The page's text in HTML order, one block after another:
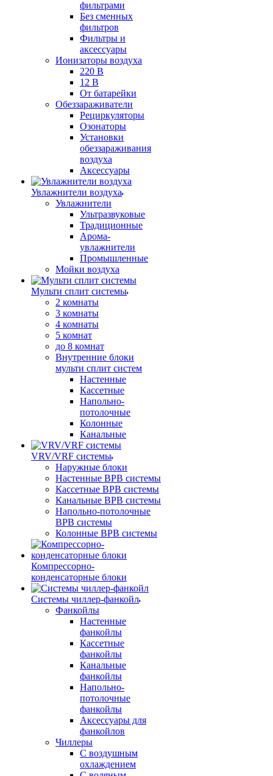
фильтрами
Без сменных
фильтров
Фильтры и
аксессуары
Ионизаторы воздуха
220 В
12 В
От батарейки
Обеззараживатели
Рециркуляторы
Озонаторы
Установки
обеззараживания
воздуха
Аксессуары
Увлажнители воздуха
Увлажнители
Ультразвуковые
Традиционные
Арома-
увлажнители
Промышленные
Мойки воздуха
Мульти сплит системы
2 комнаты
3 комнаты
4 комнаты
5 комнат
до 8 комнат
Внутренние блоки
мульти сплит систем
Настенные
Кассетные
Напольно-
потолочные
Колонные
Канальные
VRV/VRF системы
Наружные блоки
Настенные ВРВ системы
Кассетные ВРВ системы
Канальные ВРВ системы
Напольно-потолочные
ВРВ системы
Колонные ВРВ системы
Компрессорно-
конденсаторные блоки
Системы чиллер-фанкойл
Фанкойлы
Настенные
фанкойлы
Кассетные
фанкойлы
Канальные
фанкойлы
Напольно-
потолочные
фанкойлы
Аксессуары для
фанкойлов
Чиллеры
С воздушным
охлаждением